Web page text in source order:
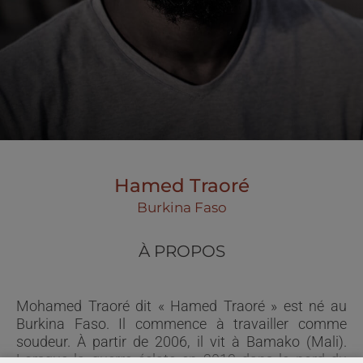
Hamed Traoré
Burkina Faso
À PROPOS
Mohamed Traoré dit « Hamed Traoré » est né au
Burkina Faso. Il commence à travailler comme
soudeur. À partir de 2006, il vit à Bamako (Mali).
Lorsque la guerre éclate en 2013 dans le nord du